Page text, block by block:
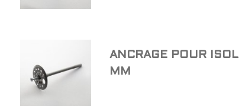
ANCRAGE POUR
MM